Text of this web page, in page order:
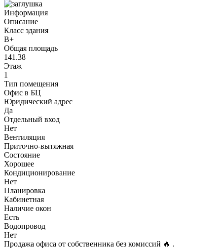
Информация
Описание
Класс здания
B+
Общая площадь
141.38
Этаж
1
Тип помещения
Офис в БЦ
Юридический адрес
Да
Отдельный вход
Нет
Вентиляция
Приточно-вытяжная
Состояние
Хорошее
Кондиционирование
Нет
Планировка
Кабинетная
Наличие окон
Есть
Водопровод
Нет
Продажа офиса от собственника без комиссий 🔥 .